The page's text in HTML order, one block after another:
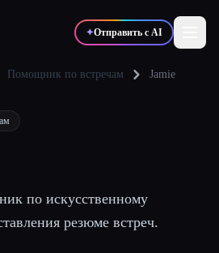
✦Отправить с AI
🎬Креаторы
Помощник по встречам Jamie
по искусственному
резюме встреч.